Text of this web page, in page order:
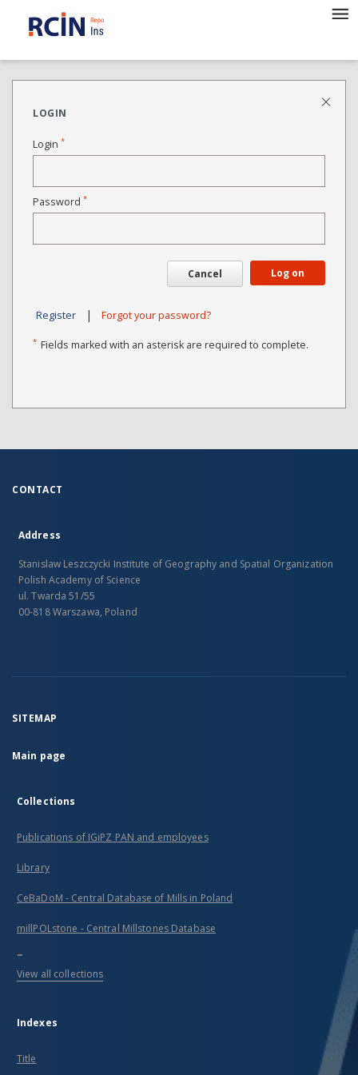
LOGIN
Login *
Password *
Cancel Log on
Register | Forgot your password?
* Fields marked with an asterisk are required to complete.
CONTACT
Address
Stanislaw Leszczycki Institute of Geography and Spatial Organization
Polish Academy of Science
ul. Twarda 51/55
00-818 Warszawa, Poland
SITEMAP
Main page
Collections
Publications of IGiPZ PAN and employees
Library
CeBaDoM - Central Database of Mills in Poland
millPOLstone - Central Millstones Database
...
View all collections
Indexes
Title